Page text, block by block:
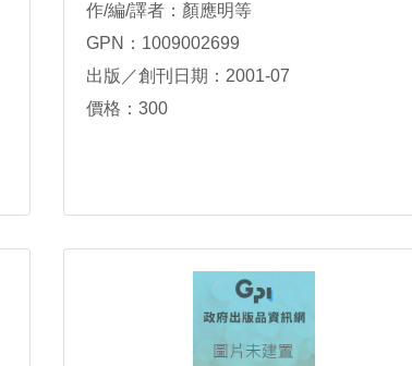
作/編/譯者：顏應明等
GPN：1009002699
出版／創刊日期：2001-07
價格：300